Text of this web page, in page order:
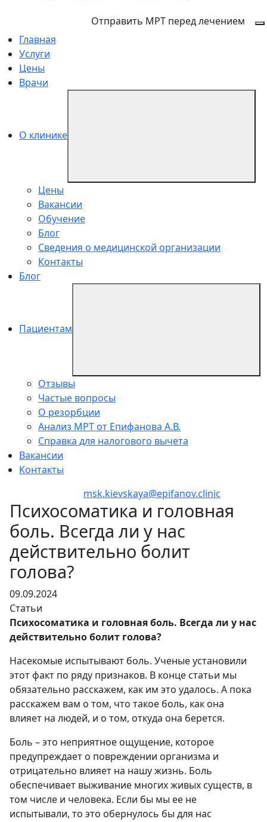
Отправить МРТ перед лечением
Главная
Услуги
Цены
Врачи
О клинике
Цены
Вакансии
Обучение
Блог
Сведения о медицинской организации
Контакты
Блог
Пациентам
Отзывы
Частые вопросы
О резорбции
Анализ МРТ от Епифанова А.В.
Справка для налогового вычета
Вакансии
Контакты
msk.kievskaya@epifanov.clinic
Психосоматика и головная
боль. Всегда ли у нас
действительно болит
голова?
09.09.2024
Статьи
Психосоматика и головная боль. Всегда ли у нас
действительно болит голова?
Насекомые испытывают боль. Ученые установили
этот факт по ряду признаков. В конце статьи мы
обязательно расскажем, как им это удалось. А пока
расскажем вам о том, что такое боль, как она
влияет на людей, и о том, откуда она берется.
Боль – это неприятное ощущение, которое
предупреждает о повреждении организма и
отрицательно влияет на нашу жизнь. Боль
обеспечивает выживание многих живых существ, в
том числе и человека. Если бы мы ее не
испытывали, то это обернулось бы для нас